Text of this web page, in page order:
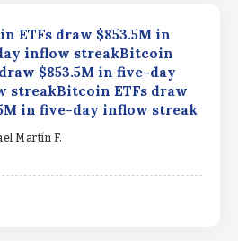
ETFs draw $853.5M in
inflow streakBitcoin
$853.5M in five-day
streakBitcoin ETFs draw
in five-day inflow streak
Martín F.